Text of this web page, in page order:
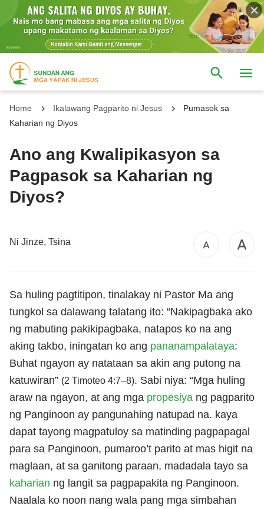
Home Ikalawang Pagparito ni Jesus
Pumasok sa
Kaharian ng Diyos
Ano ang Kwalipikasyon sa
Pagpasok sa Kaharian ng
Diyos?
Ni Jinze, Tsina
Sa huling pagtitipon, tinalakay ni Pastor Ma ang
tungkol sa dalawang talatang ito: “Nakipagbaka ako
ng mabuting pakikipagbaka, natapos ko na ang
aking takbo, iningatan ko ang pananampalataya:
Buhat ngayon ay natataan sa akin ang putong na
katuwiran” (2 Timoteo 4:7–8). Sabi niya: “Mga huling
araw na ngayon, at ang mga propesiya ng pagparito
ng Panginoon ay pangunahing natupad na. kaya
dapat tayong magpatuloy sa matinding pagpapagal
para sa Panginoon, pumaroo’t parito at mas higit na
maglaan, at sa ganitong paraan, madadala tayo sa
kaharian ng langit sa pagpapakita ng Panginoon.
Naalala ko noon nang wala pang mga simbahan